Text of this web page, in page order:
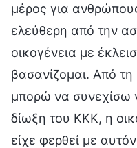
μέρος για
ελεύθερη από την
οικογένεια με
βασανίζομαι. Από
μπορώ να συνεχίσω
δίωξη του ΚΚΚ, η
είχε φερθεί με